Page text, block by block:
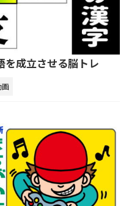
を成立させる脳トレ
画